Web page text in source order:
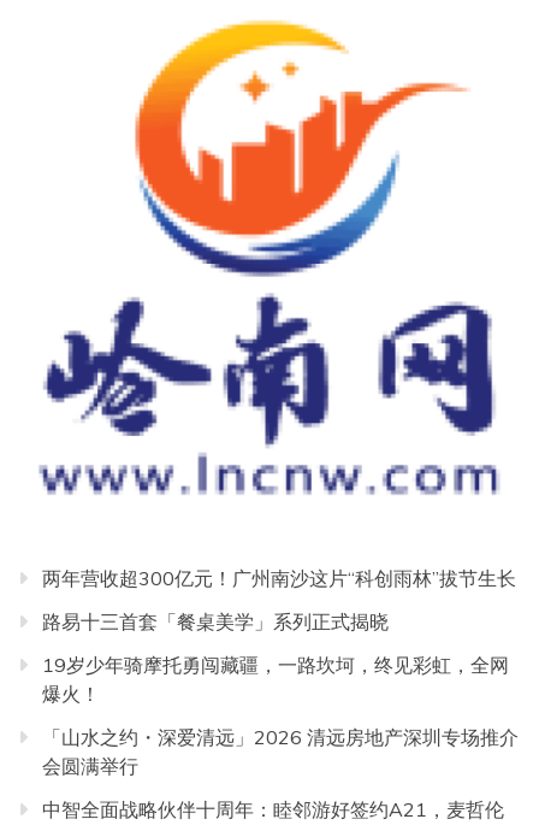
两年营收超300亿元！广州南沙这片“科创雨林”拔节生长
路易十三首套「餐桌美学」系列正式揭晓
19岁少年骑摩托勇闯藏疆，一路坎坷，终见彩虹，全网
爆火！
「山水之约・深爱清远」2026 清远房地产深圳专场推介
会圆满举行
中智全面战略伙伴十周年：睦邻游好签约A21，麦哲伦